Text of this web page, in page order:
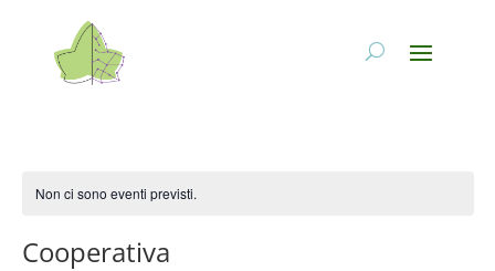
Non ci sono eventi previsti.
Cooperativa